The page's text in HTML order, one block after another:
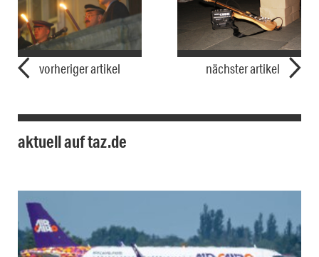
vorheriger artikel nächster artikel
aktuell auf taz.de